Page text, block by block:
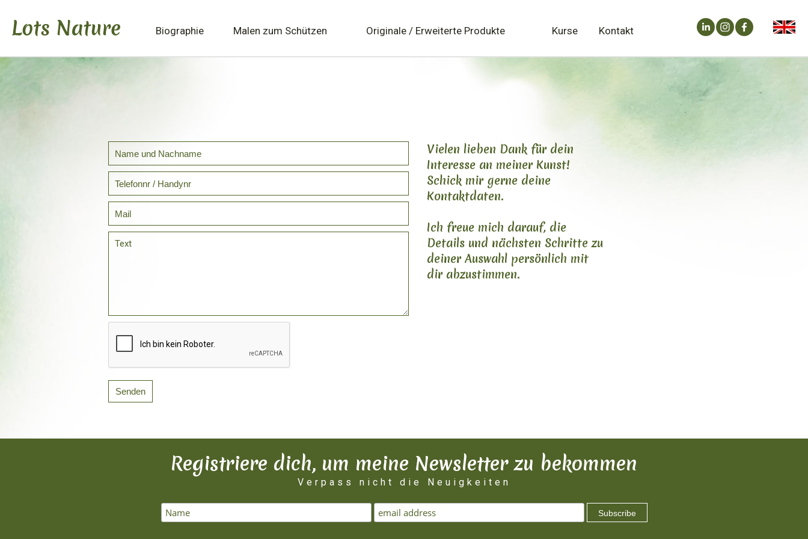
Biographie Malen zum Schützen Originale / Erweiterte Produkte Kurse Kontakt
Vielen lieben Dank für dein
Interesse an meiner Kunst!
Schick mir gerne deine
Kontaktdaten.
Ich freue mich darauf, die
Details und nächsten Schritte zu
deiner Auswahl persönlich mit
dir abzustimmen.
Registriere dich, um meine Newsletter zu bekommen
Verpass nicht die Neuigkeiten
Subscribe